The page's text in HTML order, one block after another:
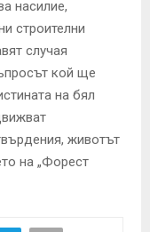
насилие,
строителни
случая
кой ще
на бял
животът
на „Форест